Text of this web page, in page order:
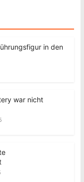
in den
war nicht